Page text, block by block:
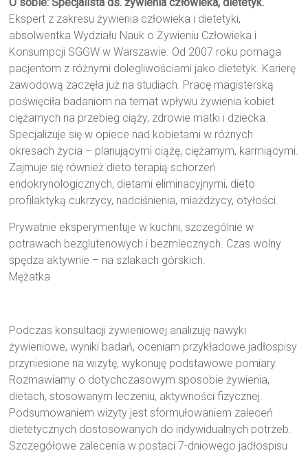
Ekspert z zakresu żywienia człowieka i dietetyki,
absolwentka Wydziału Nauk o Żywieniu Człowieka i
Konsumpcji SGGW w Warszawie. Od 2007 roku pomaga
pacjentom z różnymi dolegliwościami jako dietetyk. Karierę
zawodową zaczęła już na studiach. Pracę magisterską
poświęciła badaniom na temat wpływu żywienia kobiet
ciężarnych na przebieg ciąży, zdrowie matki i dziecka.
Specjalizuje się w opiece nad kobietami w różnych
okresach życia – planującymi ciążę, ciężarnym, karmiącymi.
Zajmuje się również dieto terapią schorzeń
endokrynologicznych, dietami eliminacyjnymi, dieto
profilaktyką cukrzycy, nadciśnienia, miażdżycy, otyłości.
Prywatnie eksperymentuje w kuchni, szczególnie w
potrawach bezglutenowych i bezmlecznych. Czas wolny
spędza aktywnie – na szlakach górskich.
Mężatka
Podczas konsultacji żywieniowej analizuję nawyki
żywieniowe, wyniki badań, oceniam przykładowe jadłospisy
przyniesione na wizytę, wykonuję podstawowe pomiary.
Rozmawiamy o dotychczasowym sposobie żywienia,
dietach, stosowanym leczeniu, aktywności fizycznej.
Podsumowaniem wizyty jest sformułowaniem zaleceń
dietetycznych dostosowanych do indywidualnych potrzeb.
Szczegółowe zalecenia w postaci 7-dniowego jadłospisu